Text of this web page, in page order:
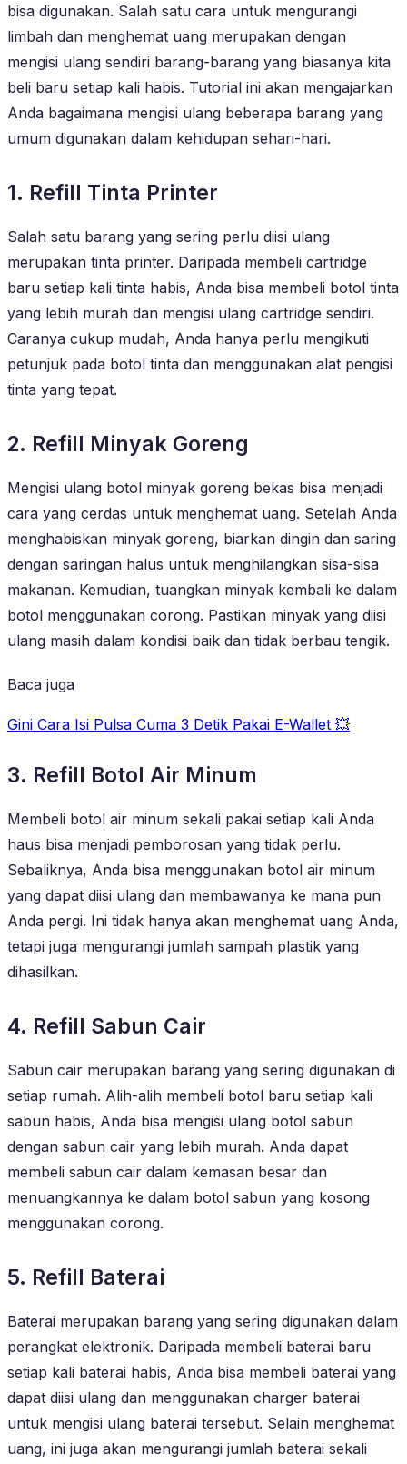
bisa digunakan. Salah satu cara untuk mengurangi
limbah dan menghemat uang merupakan dengan
mengisi ulang sendiri barang-barang yang biasanya kita
beli baru setiap kali habis. Tutorial ini akan mengajarkan
Anda bagaimana mengisi ulang beberapa barang yang
umum digunakan dalam kehidupan sehari-hari.
1. Refill Tinta Printer
Salah satu barang yang sering perlu diisi ulang
merupakan tinta printer. Daripada membeli cartridge
baru setiap kali tinta habis, Anda bisa membeli botol tinta
yang lebih murah dan mengisi ulang cartridge sendiri.
Caranya cukup mudah, Anda hanya perlu mengikuti
petunjuk pada botol tinta dan menggunakan alat pengisi
tinta yang tepat.
2. Refill Minyak Goreng
Mengisi ulang botol minyak goreng bekas bisa menjadi
cara yang cerdas untuk menghemat uang. Setelah Anda
menghabiskan minyak goreng, biarkan dingin dan saring
dengan saringan halus untuk menghilangkan sisa-sisa
makanan. Kemudian, tuangkan minyak kembali ke dalam
botol menggunakan corong. Pastikan minyak yang diisi
ulang masih dalam kondisi baik dan tidak berbau tengik.
Baca juga
Gini Cara Isi Pulsa Cuma 3 Detik Pakai E-Wallet 💥
3. Refill Botol Air Minum
Membeli botol air minum sekali pakai setiap kali Anda
haus bisa menjadi pemborosan yang tidak perlu.
Sebaliknya, Anda bisa menggunakan botol air minum
yang dapat diisi ulang dan membawanya ke mana pun
Anda pergi. Ini tidak hanya akan menghemat uang Anda,
tetapi juga mengurangi jumlah sampah plastik yang
dihasilkan.
4. Refill Sabun Cair
Sabun cair merupakan barang yang sering digunakan di
setiap rumah. Alih-alih membeli botol baru setiap kali
sabun habis, Anda bisa mengisi ulang botol sabun
dengan sabun cair yang lebih murah. Anda dapat
membeli sabun cair dalam kemasan besar dan
menuangkannya ke dalam botol sabun yang kosong
menggunakan corong.
5. Refill Baterai
Baterai merupakan barang yang sering digunakan dalam
perangkat elektronik. Daripada membeli baterai baru
setiap kali baterai habis, Anda bisa membeli baterai yang
dapat diisi ulang dan menggunakan charger baterai
untuk mengisi ulang baterai tersebut. Selain menghemat
uang, ini juga akan mengurangi jumlah baterai sekali